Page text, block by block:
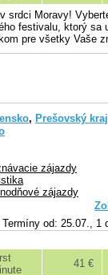
srdci Moravy!
festivalu, ktorý
pre všetky Vaše
, Prešovský kraj
zájazdy
zájazdy
Termíny od: 25.07., 1
41 €